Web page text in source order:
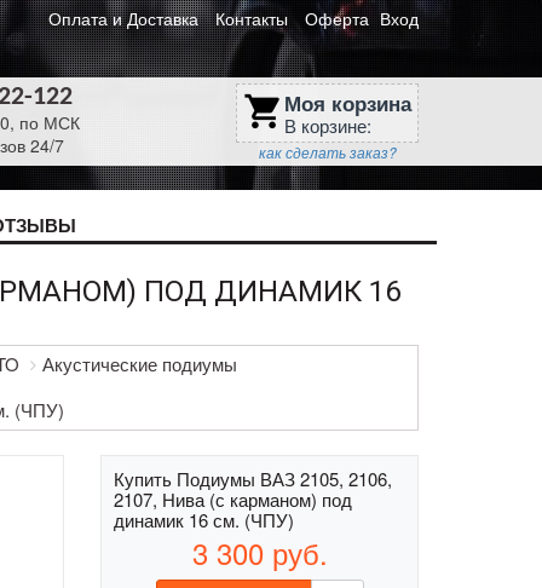
Оплата и Доставка Контакты Оферта Вход
122
по МСК
24/7
shopping_cart Моя корзина
В корзине:
как сделать заказ?
ПОД ДИНАМИК 16
Акустические подиумы
(ЧПУ)
Купить Подиумы ВАЗ 2105, 2106,
2107, Нива (с карманом) под
динамик 16 см. (ЧПУ)
3 300 руб.